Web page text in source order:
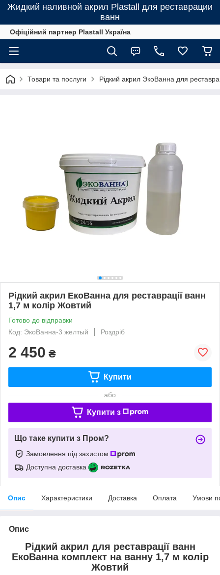
Жидкий наливной акрил Plastall для реставрации
ванн
Офіційний партнер Plastall Україна
Товари та послуги Рідкий акрил ЭкоВанна для
Рідкий акрил ЕкоВанна для реставрації ванн
1,7 м колір Жовтий
Готово до відправки
Код: ЭкоВанна-3 желтый
Роздріб
2 450 ₴
Купити
або
Купити з
Що таке купити з Пром?
Замовлення під захистом
Доступна доставка
Опис Характеристики Доставка Оплата Умови
Опис
Рідкий акрил для реставрації ванн
ЕкоВанна комплект на ванну 1,7 м колір
Жовтий